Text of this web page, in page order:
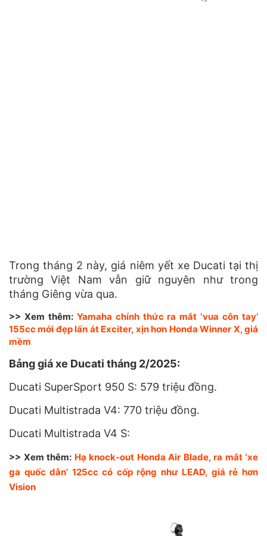
Trong tháng 2 này, giá niêm yết xe Ducati tại thị
trường Việt Nam vẫn giữ nguyên như trong
tháng Giêng vừa qua.
>> Xem thêm: Yamaha chính thức ra mắt ‘vua côn tay’
155cc mới đẹp lấn át Exciter, xịn hơn Honda Winner X, giá
mềm
Bảng giá xe Ducati tháng 2/2025:
Ducati SuperSport 950 S: 579 triệu đồng.
Ducati Multistrada V4: 770 triệu đồng.
Ducati Multistrada V4 S:
>> Xem thêm: Hạ knock-out Honda Air Blade, ra mắt ‘xe
ga quốc dân’ 125cc có cốp rộng như LEAD, giá rẻ hơn
Vision